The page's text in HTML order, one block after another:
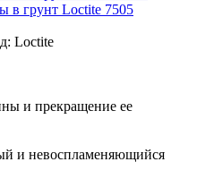
в грунт Loctite 7505
Loctite
и прекращение ее
и невоспламеняющийся